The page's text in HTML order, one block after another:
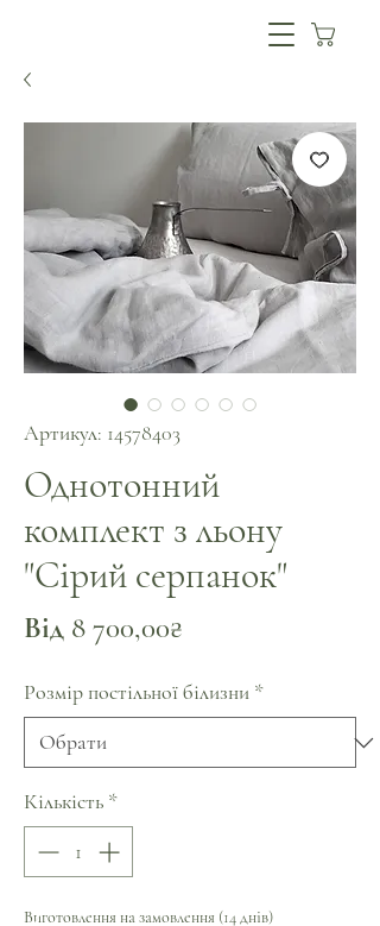
Артикул: 14578403
Однотонний
комплект з льону
"Сірий серпанок"
Від 8 700,00₴
Розмір постільної білизни *
Кількість *
Виготовлення на замовлення (14 днів)